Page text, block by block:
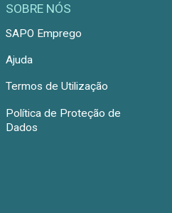
SOBRE NÓS
SAPO Emprego
Ajuda
Termos de Utilização
Política de Proteção de
Dados